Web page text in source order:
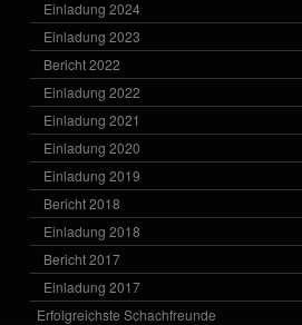
Einladung 2024
Einladung 2023
Bericht 2022
Einladung 2022
Einladung 2021
Einladung 2020
Einladung 2019
Bericht 2018
Einladung 2018
Bericht 2017
Einladung 2017
Erfolgreichste Schachfreunde